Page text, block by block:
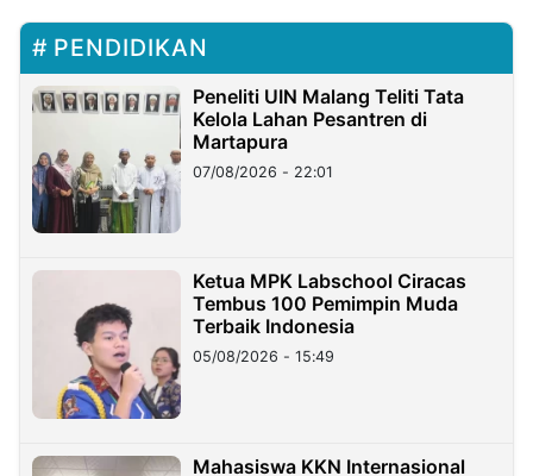
PENDIDIKAN
Peneliti UIN Malang Teliti Tata
Kelola Lahan Pesantren di
Martapura
07/08/2026 - 22:01
Ketua MPK Labschool Ciracas
Tembus 100 Pemimpin Muda
Terbaik Indonesia
05/08/2026 - 15:49
Mahasiswa KKN Internasional